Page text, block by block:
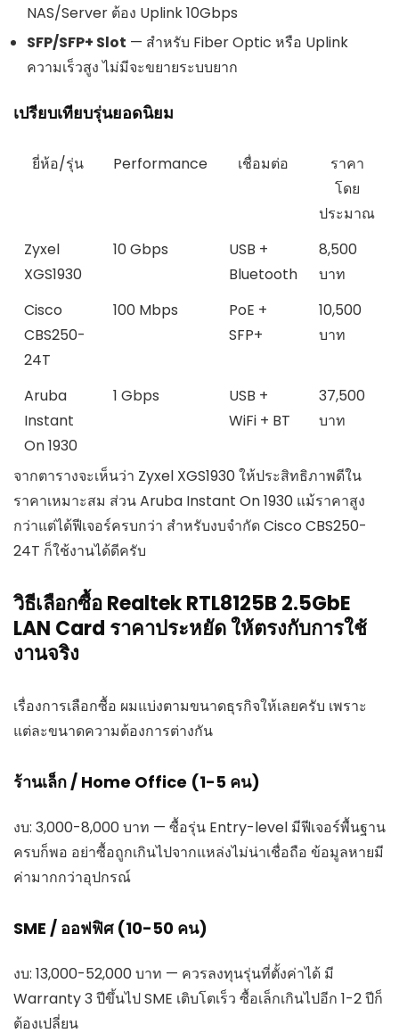
NAS/Server ต้อง Uplink 10Gbps
SFP/SFP+ Slot — สำหรับ Fiber Optic หรือ Uplink
ความเร็วสูง ไม่มีจะขยายระบบยาก
เปรียบเทียบรุ่นยอดนิยม
ยี่ห้อ/รุ่น Performance เชื่อมต่อ
ราคา
โดย
ประมาณ
Zyxel
XGS1930
10 Gbps
USB +
Bluetooth
8,500
บาท
Cisco
CBS250-
24T
100 Mbps
PoE +
SFP+
10,500
บาท
Aruba
Instant
On 1930
1 Gbps
USB +
WiFi + BT
37,500
บาท
จากตารางจะเห็นว่า Zyxel XGS1930 ให้ประสิทธิภาพดีใน
ราคาเหมาะสม ส่วน Aruba Instant On 1930 แม้ราคาสูง
กว่าแต่ได้ฟีเจอร์ครบกว่า สำหรับงบจำกัด Cisco CBS250-
24T ก็ใช้งานได้ดีครับ
วิธีเลือกซื้อ Realtek RTL8125B 2.5GbE
LAN Card ราคาประหยัด ให้ตรงกับการใช้
งานจริง
เรื่องการเลือกซื้อ ผมแบ่งตามขนาดธุรกิจให้เลยครับ เพราะ
แต่ละขนาดความต้องการต่างกัน
ร้านเล็ก / Home Office (1-5 คน)
งบ: 3,000-8,000 บาท — ซื้อรุ่น Entry-level มีฟีเจอร์พื้นฐาน
ครบก็พอ อย่าซื้อถูกเกินไปจากแหล่งไม่น่าเชื่อถือ ข้อมูลหายมี
ค่ามากกว่าอุปกรณ์
SME / ออฟฟิศ (10-50 คน)
งบ: 13,000-52,000 บาท — ควรลงทุนรุ่นที่ตั้งค่าได้ มี
Warranty 3 ปีขึ้นไป SME เติบโตเร็ว ซื้อเล็กเกินไปอีก 1-2 ปีก็
ต้องเปลี่ยน